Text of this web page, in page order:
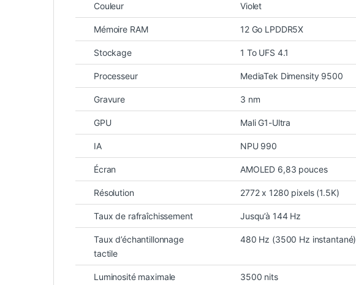
Couleur Violet
Mémoire RAM 12 Go LPDDR5X
Stockage 1 To UFS 4.1
Processeur MediaTek Dimensity 9500
Gravure 3 nm
GPU Mali G1-Ultra
IA NPU 990
Écran AMOLED 6,83 pouces
Résolution 2772 x 1280 pixels (1.5K)
Taux de rafraîchissement Jusqu’à 144 Hz
Taux d’échantillonnage
tactile
480 Hz (3500 Hz instantané)
Luminosité maximale 3500 nits